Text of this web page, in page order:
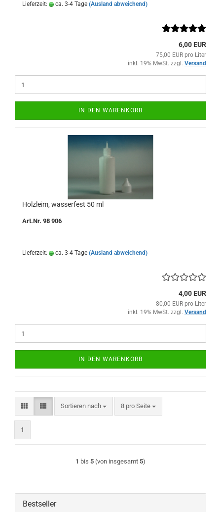
Lieferzeit: ca. 3-4 Tage (Ausland abweichend)
6,00 EUR
75,00 EUR pro Liter
inkl. 19% MwSt. zzgl. Versand
IN DEN WARENKORB
Holzleim, wasserfest 50 ml
Art.Nr. 98 906
Lieferzeit: ca. 3-4 Tage (Ausland abweichend)
4,00 EUR
80,00 EUR pro Liter
inkl. 19% MwSt. zzgl. Versand
IN DEN WARENKORB
Sortieren nach
Sortieren nach 8 pro Seite
pro Seite
1
1 bis 5 (von insgesamt 5)
Bestseller